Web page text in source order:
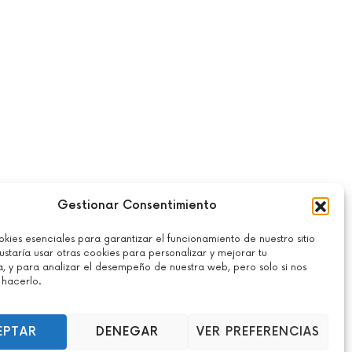
Gestionar Consentimiento
esenciales para garantizar el funcionamiento de nuestro sitio
usar otras cookies para personalizar y mejorar tu
y para analizar el desempeño de nuestra web, pero solo si nos
hacerlo.
DENEGAR VER PREFERENCIAS
de Responsabilidad
y no sirve en modo alguno como recomendación específica de
con el trading de instrumentos de inversión.
sea contraria a las leyes o normativas locales.